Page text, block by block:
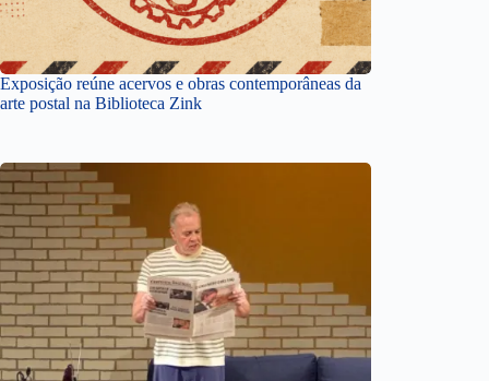
Exposição reúne acervos e obras contemporâneas da
arte postal na Biblioteca Zink